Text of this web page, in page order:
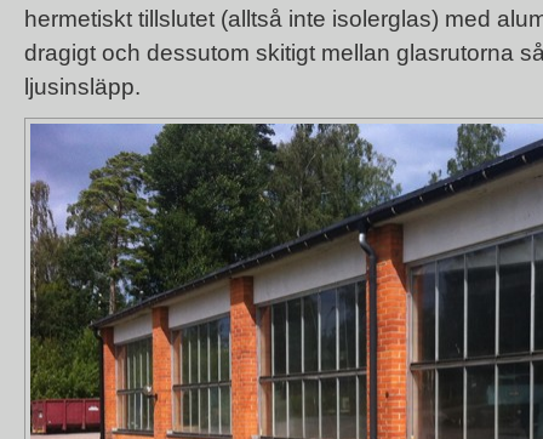
hermetiskt tillslutet (alltså inte isolerglas) med
dragigt och dessutom skitigt mellan glasrutorna
ljusinsläpp.